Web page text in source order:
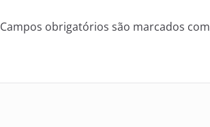
Campos obrigatórios são marcados com